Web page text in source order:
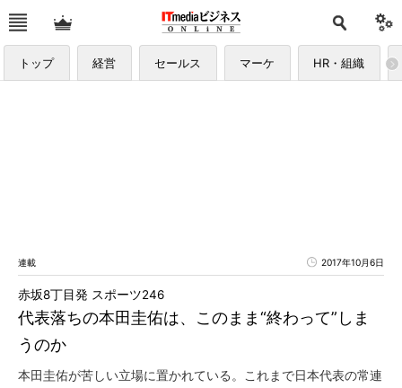
トップ 経営 セールス マーケ HR・組織
連載 2017年10月6日
代表落ちの本田圭佑は、このまま“終わって”しま
うのか
赤坂8丁目発 スポーツ246
本田圭佑が苦しい立場に置かれている。これまで日本代表の常連